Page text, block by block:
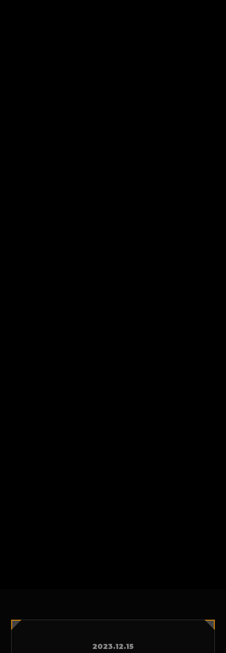
2023.12.15